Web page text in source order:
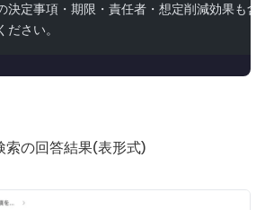
決定事項・期限・責任者・想定削減効果も含
さい。
の回答結果(表形式)